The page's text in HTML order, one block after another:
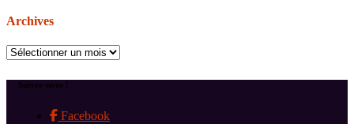
Archives
Archives
Suivez-nous !
Facebook